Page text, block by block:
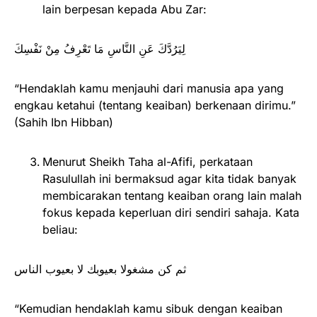
lain berpesan kepada Abu Zar:
لِيَرُدَّكَ عَنِ النَّاسِ مَا تَعْرِفُ مِنْ نَفْسِكَ
“Hendaklah kamu menjauhi dari manusia apa yang
engkau ketahui (tentang keaiban) berkenaan dirimu.”
(Sahih Ibn Hibban)
Menurut Sheikh Taha al-Afifi, perkataan
Rasulullah ini bermaksud agar kita tidak banyak
membicarakan tentang keaiban orang lain malah
fokus kepada keperluan diri sendiri sahaja. Kata
beliau:
ثم كن مشغولا بعيوبك لا بعيوب الناس
“Kemudian hendaklah kamu sibuk dengan keaiban